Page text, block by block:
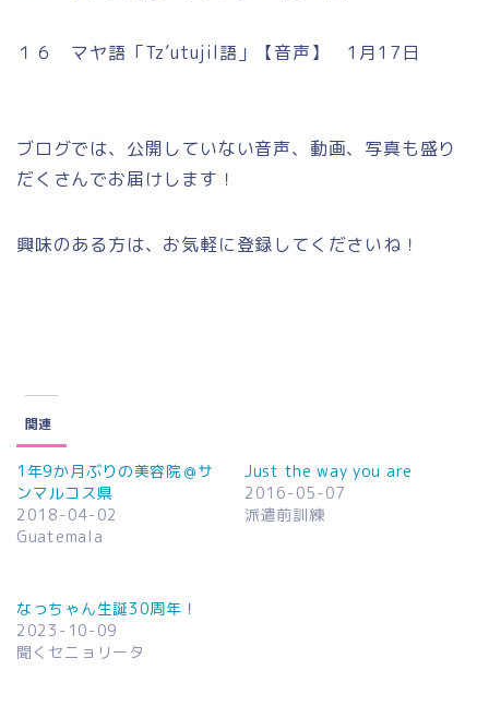
１６ マヤ語「Tz’utujil語」【音声】 1月17日
ブログでは、公開していない音声、動画、写真も盛り
だくさんでお届けします！
興味のある方は、お気軽に登録してくださいね！
関連
1年9か月ぶりの美容院＠サ
ンマルコス県
2018-04-02
Guatemala
Just the way you are
2016-05-07
派遣前訓練
なっちゃん生誕30周年！
2023-10-09
聞くセニョリータ